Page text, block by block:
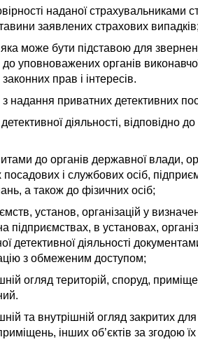
наданої страхувальниками
заявлених страхових випадків;
яка може бути підставою для
до уповноважених органів
прав і інтересів.
надання приватних детективних
діяльності, відповідно до
до органів державної влади,
і службових осіб,
а також до фізичних осіб;
установ, організацій у
підприємствах, в установах,
детективної діяльності
з обмеженим доступом;
огляд територій, споруд,
та внутрішній огляд закритих
інших об’єктів за згодою